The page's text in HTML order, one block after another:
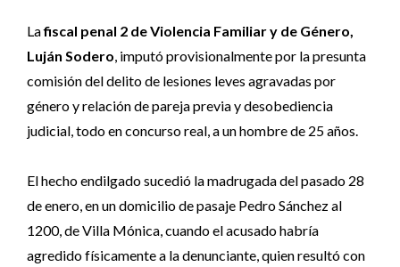
Lafiscal penal 2 de Violencia Familiar y de Género,
Luján Sodero, imputó provisionalmente por la presunta
comisión del delito de lesiones leves agravadas por
género y relación de pareja previa y desobediencia
judicial, todo en concurso real, a un hombre de 25 años.
El hecho endilgado sucedió la madrugada del pasado 28
de enero, en un domicilio de pasaje Pedro Sánchez al
1200, de Villa Mónica, cuando el acusado habría
agredido físicamente a la denunciante, quien resultó con